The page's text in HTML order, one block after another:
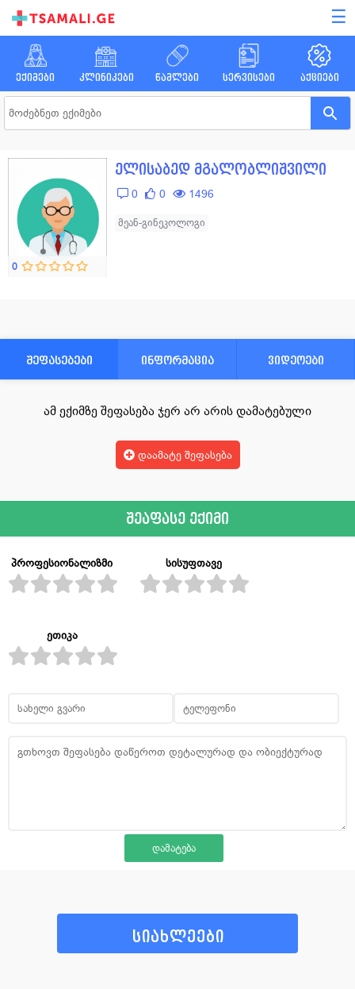
☰
ექიმები კლინიკები წამლები სერვისები აქციები
0
ელისაბედ მგალობლიშვილი
0 0 1496
მეან-გინეკოლოგი
შეფასებები ინფორმაცია ვიდეოები
ამ ექიმზე შეფასება ჯერ არ არის დამატებული
დაამატე შეფასება
შეაფასე ექიმი
პროფესიონალიზმი სისუფთავე
ეთიკა
სიახლეები